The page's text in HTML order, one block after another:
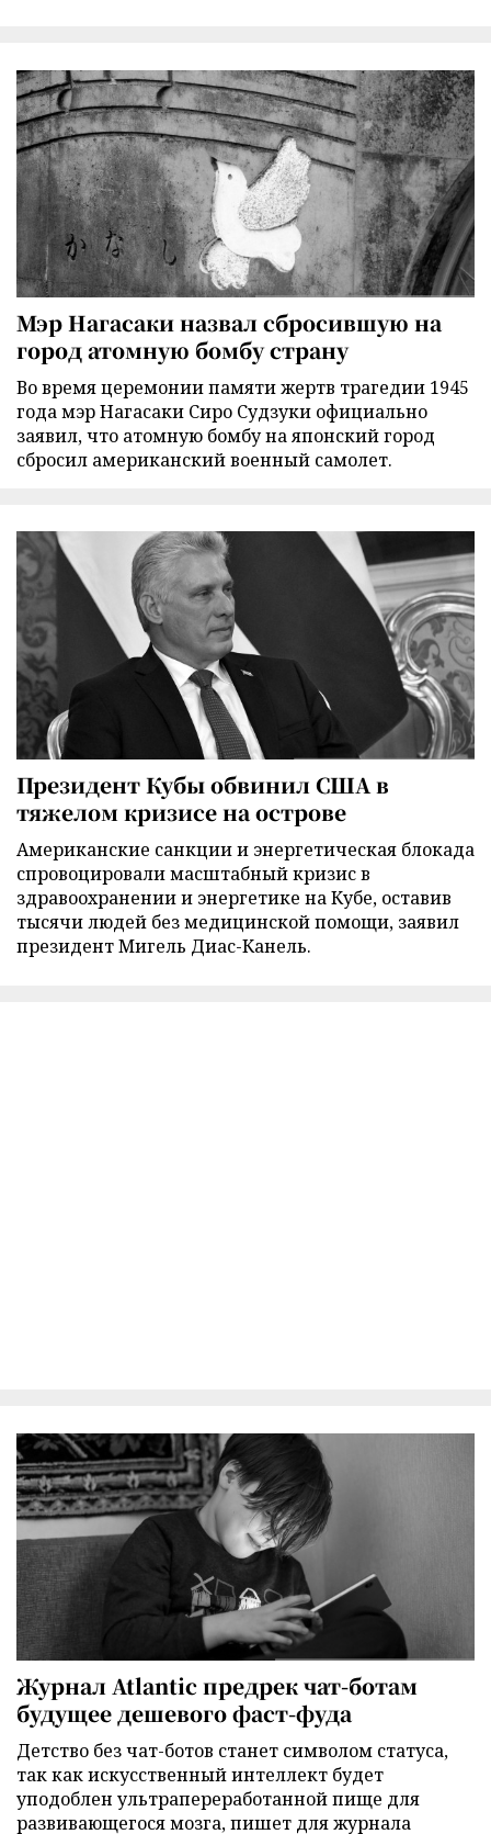
Мэр Нагасаки назвал сбросившую на
город атомную бомбу страну
Во время церемонии памяти жертв трагедии 1945
года мэр Нагасаки Сиро Судзуки официально
заявил, что атомную бомбу на японский город
сбросил американский военный самолет.
Президент Кубы обвинил США в
тяжелом кризисе на острове
Американские санкции и энергетическая блокада
спровоцировали масштабный кризис в
здравоохранении и энергетике на Кубе, оставив
тысячи людей без медицинской помощи, заявил
президент Мигель Диас-Канель.
Журнал Atlantic предрек чат-ботам
будущее дешевого фаст-фуда
Детство без чат-ботов станет символом статуса,
так как искусственный интеллект будет
уподоблен ультрапереработанной пище для
развивающегося мозга, пишет для журнала